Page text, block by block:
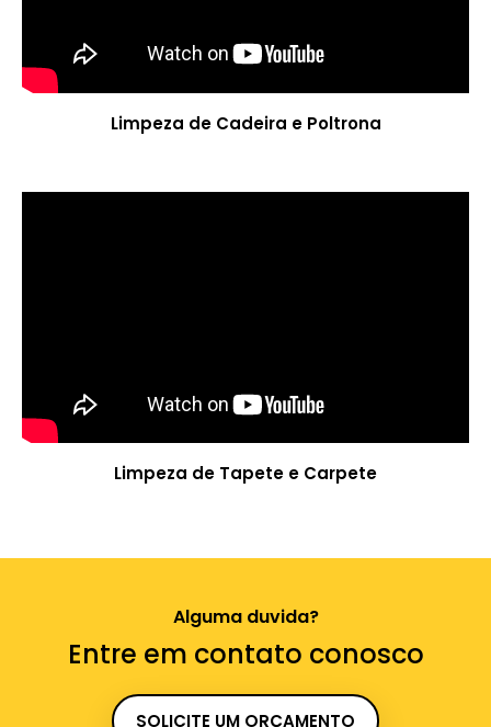
Limpeza de Cadeira e Poltrona
Limpeza de Tapete e Carpete
Alguma duvida?
Entre em contato conosco
SOLICITE UM ORÇAMENTO